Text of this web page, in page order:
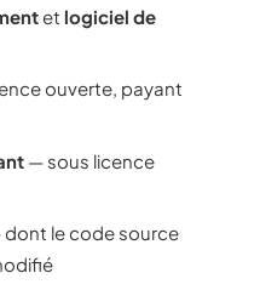
et logiciel de
ouverte, payant
— sous licence
le code source